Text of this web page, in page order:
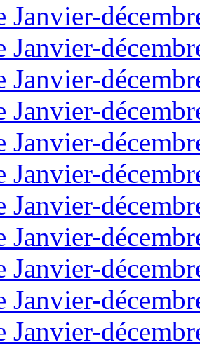
Janvier-
Janvier-
Janvier-
Janvier-
Janvier-
Janvier-
Janvier-
Janvier-
Janvier-
Janvier-
Janvier-